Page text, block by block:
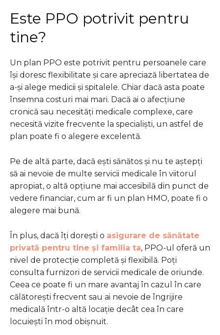
Este PPO potrivit pentru
tine?
Un plan PPO este potrivit pentru persoanele care
își doresc flexibilitate și care apreciază libertatea de
a-și alege medicii și spitalele. Chiar dacă asta poate
însemna costuri mai mari. Dacă ai o afecțiune
cronică sau necesități medicale complexe, care
necesită vizite frecvente la specialiști, un astfel de
plan poate fi o alegere excelentă.
Pe de altă parte, dacă ești sănătos și nu te aștepți
să ai nevoie de multe servicii medicale în viitorul
apropiat, o altă opțiune mai accesibilă din punct de
vedere financiar, cum ar fi un plan HMO, poate fi o
alegere mai bună.
În plus, dacă îți dorești o asigurare de sănătate
privată pentru tine și familia ta, PPO-ul oferă un
nivel de protecție completă și flexibilă. Poți
consulta furnizori de servicii medicale de oriunde.
Ceea ce poate fi un mare avantaj în cazul în care
călătorești frecvent sau ai nevoie de îngrijire
medicală într-o altă locație decât cea în care
locuiești în mod obișnuit.